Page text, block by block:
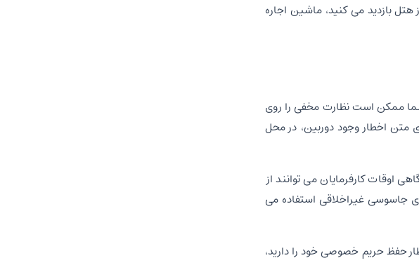
بازدید می کنید، ماشین اجاره
شما ممکن است نظارت مخفی را روی
متن اخطار وجود دوربین، در محل
اوقات کارفرمایان می توانند از
جاسوسی غیراخلاقی استفاده می
حفظ حریم خصوصی خود را دارید،